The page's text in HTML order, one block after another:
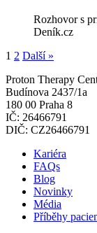
Rozhovor s
Deník.cz
1 2 Další »
Proton Therapy
Budínova 2437/1a
180 00 Praha 8
IČ: 26466791
DIČ: CZ26466791
Kariéra
FAQs
Blog
Novinky
Média
Příběhy